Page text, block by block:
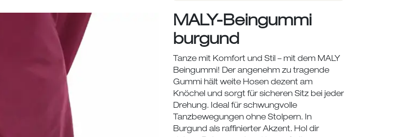
MALY-Beingummi
burgund
Tanze mit Komfort und Stil – mit dem MALY
Beingummi! Der angenehm zu tragende
Gummi hält weite Hosen dezent am
Knöchel und sorgt für sicheren Sitz bei jeder
Drehung. Ideal für schwungvolle
Tanzbewegungen ohne Stolpern. In
Burgund als raffinierter Akzent. Hol dir